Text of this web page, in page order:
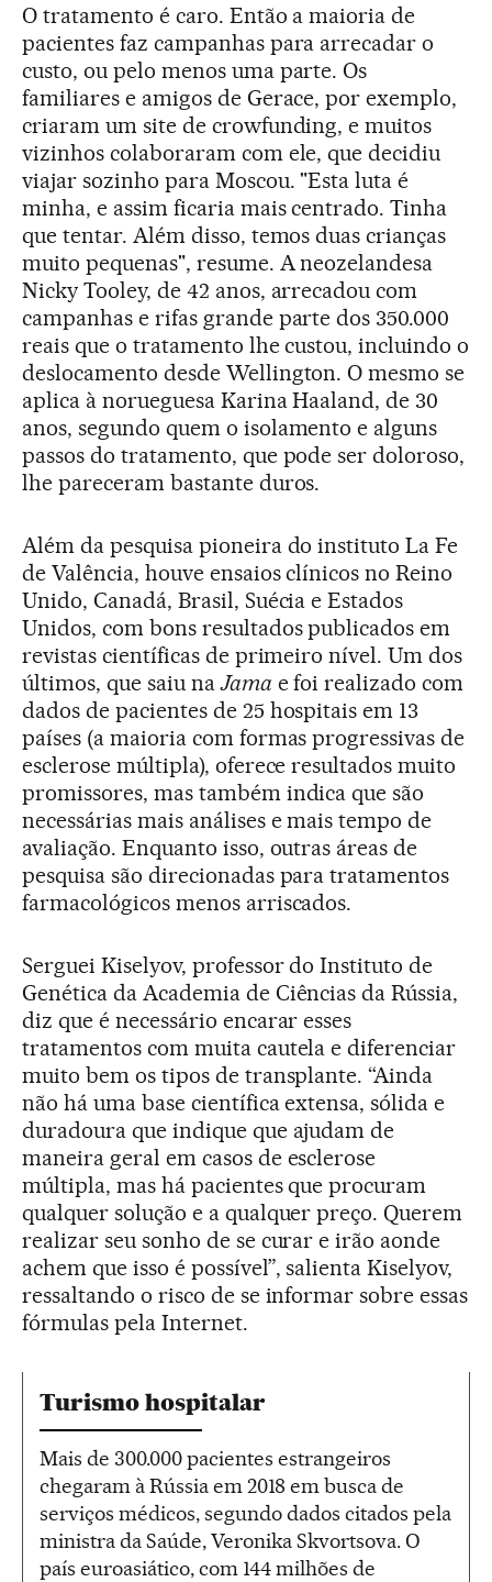
O tratamento é caro. Então a maioria de
pacientes faz campanhas para arrecadar o
custo, ou pelo menos uma parte. Os
familiares e amigos de Gerace, por exemplo,
criaram um site de crowfunding, e muitos
vizinhos colaboraram com ele, que decidiu
viajar sozinho para Moscou. "Esta luta é
minha, e assim ficaria mais centrado. Tinha
que tentar. Além disso, temos duas crianças
muito pequenas", resume. A neozelandesa
Nicky Tooley, de 42 anos, arrecadou com
campanhas e rifas grande parte dos 350.000
reais que o tratamento lhe custou, incluindo o
deslocamento desde Wellington. O mesmo se
aplica à norueguesa Karina Haaland, de 30
anos, segundo quem o isolamento e alguns
passos do tratamento, que pode ser doloroso,
lhe pareceram bastante duros.
Além da pesquisa pioneira do instituto La Fe
de Valência, houve ensaios clínicos no Reino
Unido, Canadá, Brasil, Suécia e Estados
Unidos, com bons resultados publicados em
revistas científicas de primeiro nível. Um dos
últimos, que saiu naJama e foi realizado com
dados de pacientes de 25 hospitais em 13
países (a maioria com formas progressivas de
esclerose múltipla), oferece resultados muito
promissores, mas também indica que são
necessárias mais análises e mais tempo de
avaliação. Enquanto isso, outras áreas de
pesquisa são direcionadas para tratamentos
farmacológicos menos arriscados.
Serguei Kiselyov, professor do Instituto de
Genética da Academia de Ciências da Rússia,
diz que é necessário encarar esses
tratamentos com muita cautela e diferenciar
muito bem os tipos de transplante. “Ainda
não há uma base científica extensa, sólida e
duradoura que indique que ajudam de
maneira geral em casos de esclerose
múltipla, mas há pacientes que procuram
qualquer solução e a qualquer preço. Querem
realizar seu sonho de se curar e irão aonde
achem que isso é possível”, salienta Kiselyov,
ressaltando o risco de se informar sobre essas
fórmulas pela Internet.
Turismo hospitalar
Mais de 300.000 pacientes estrangeiros
chegaram à Rússia em 2018 em busca de
serviços médicos, segundo dados citados pela
ministra da Saúde, Veronika Skvortsova. O
país euroasiático, com 144 milhões de